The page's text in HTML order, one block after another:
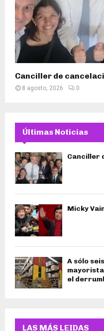
Canciller de
8 agosto, 2026 0
Últimas Noticias
Canciller
Micky
A sólo
el
LAS MÁS LEIDAS